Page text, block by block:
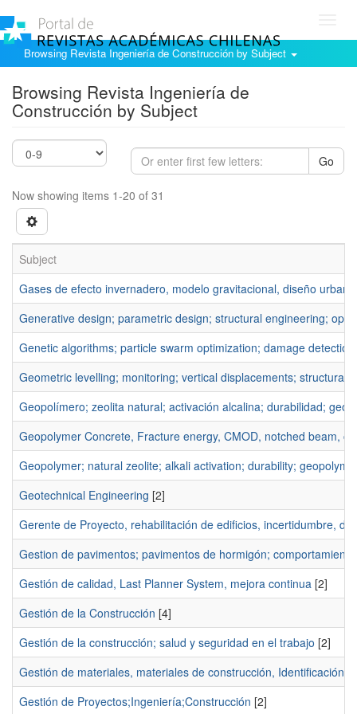
Browsing Revista Ingeniería de Construcción by Subject
Browsing Revista Ingeniería de
Construcción by Subject
Go
Now showing items 1-20 of 31
Subject
Gases de efecto invernadero, modelo gravitacional, diseño
Generative design; parametric design; structural engineering;
Genetic algorithms; particle swarm optimization; damage
Geometric levelling; monitoring; vertical displacements; structural
Geopolímero; zeolita natural; activación alcalina; durabilidad;
Geopolymer Concrete, Fracture energy, CMOD, notched beam,
Geopolymer; natural zeolite; alkali activation; durability;
Geotechnical Engineering [2]
Gerente de Proyecto, rehabilitación de edificios, incertidumbre,
Gestion de pavimentos; pavimentos de hormigón;
Gestión de calidad, Last Planner System, mejora continua [2]
Gestión de la Construcción [4]
Gestión de la construcción; salud y seguridad en el trabajo [2]
Gestión de materiales, materiales de construcción, Identificación
Gestión de Proyectos;Ingeniería;Construcción [2]